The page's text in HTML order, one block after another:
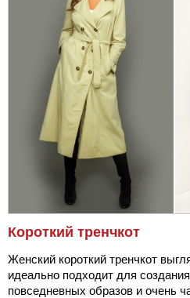
Короткий тренчкот
Женский короткий тренчкот
идеально подходит для
повседневных образов и очень